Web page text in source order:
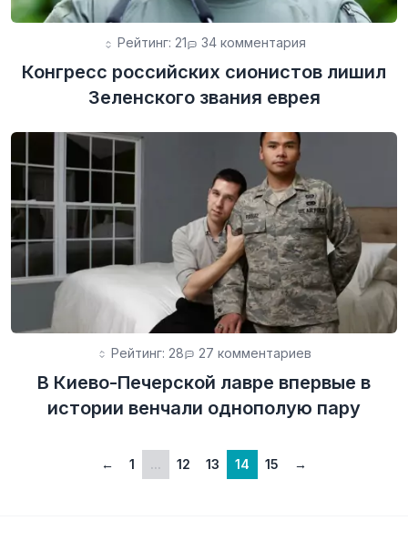
Рейтинг: 21 34 комментария
Конгресс российских сионистов лишил
Зеленского звания еврея
Рейтинг: 28 27 комментариев
В Киево-Печерской лавре впервые в
истории венчали однополую пару
← 1 ... 12 13 14 15 →